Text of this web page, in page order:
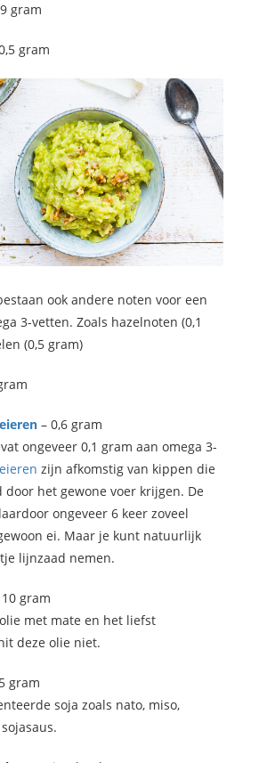
gram
gram
ook andere noten voor een
3-vetten. Zoals hazelnoten (0,1
(0,5 gram)
eieren – 0,6 gram
ongeveer 0,1 gram aan omega 3-
eieren zijn afkomstig van kippen die
door het gewone voer krijgen. De
ongeveer 6 keer zoveel
ei. Maar je kunt natuurlijk
lijnzaad nemen.
gram
met mate en het liefst
deze olie niet.
gram
soja zoals nato, miso,